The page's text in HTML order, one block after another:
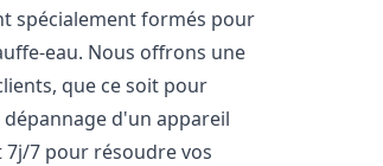
spécialement formés pour
eau. Nous offrons une
que ce soit pour
d'un appareil
7 pour résoudre vos